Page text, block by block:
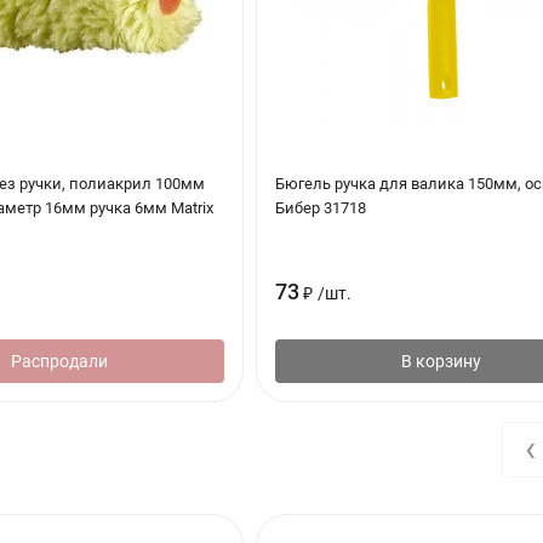
5 - 25˚С
вида покрытия
влажности 65%
ручки, полиакрил 100мм
16мм ручка 6мм Matrix
Распродали
Бюгель ручка для валика 150мм,
Бибер 31718
73 ₽ /шт.
В корзину
‹